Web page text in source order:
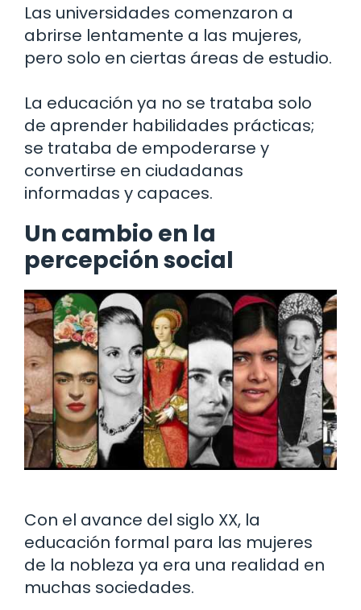
Las universidades comenzaron a
abrirse lentamente a las mujeres,
pero solo en ciertas áreas de estudio.
La educación ya no se trataba solo
de aprender habilidades prácticas;
se trataba de empoderarse y
convertirse en ciudadanas
informadas y capaces.
Un cambio en la
percepción social
Con el avance del siglo XX, la
educación formal para las mujeres
de la nobleza ya era una realidad en
muchas sociedades.